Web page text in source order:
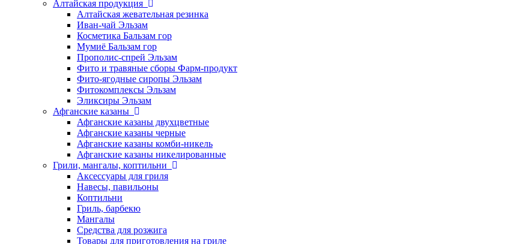
Алтайская продукция
Алтайская жевательная резинка
Иван-чай Эльзам
Косметика Бальзам гор
Мумиё Бальзам гор
Прополис-спрей Эльзам
Фито и травяные сборы Фарм-продукт
Фито-ягодные сиропы Эльзам
Фитокомплексы Эльзам
Эликсиры Эльзам
Афганские казаны
Афганские казаны двухцветные
Афганские казаны черные
Афганские казаны комби-никель
Афганские казаны никелированные
Грили, мангалы, коптильни
Аксессуары для гриля
Навесы, павильоны
Коптильни
Гриль, барбекю
Мангалы
Средства для розжига
Товары для приготовления на гриле